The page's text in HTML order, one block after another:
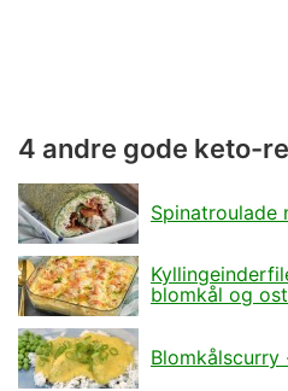
4 andre gode keto-
Spinatroulade
blomkål og